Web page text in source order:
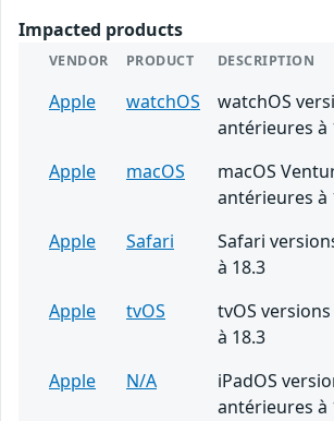
Impacted products
VENDOR PRODUCT DESCRIPTION
Apple watchOS
watchOS
antérieures à
Apple
macOS
macOS
antérieures à
Apple
Safari
Safari
à 18.3
Apple
tvOS
tvOS
à 18.3
Apple
N/A
iPadOS
antérieures à